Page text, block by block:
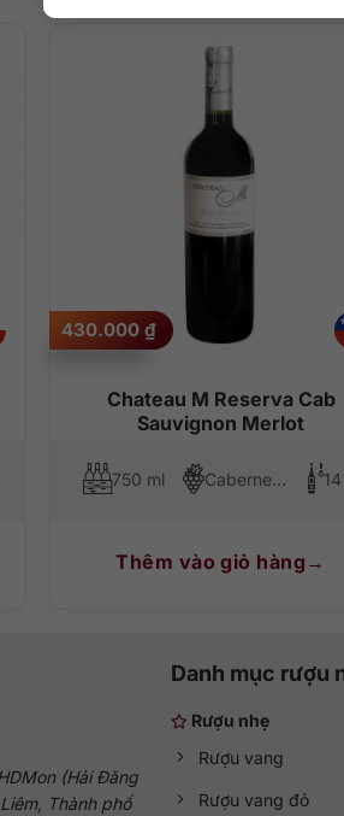
ánh tím sắc xảo trong ly. Trên mũi
bằng, tannin mượt mà, hậu vị êm ái sảng
bò, thịt trâu, thịt nai, thịt dê, thịt vịt nướng,…
Chateau M Reserva Cab
Sauvignon Merlot
430.000 ₫
750 ml Cabernet Sauvignon, Merlot
Thêm vào giỏ hàng
(Hải Đăng
Thành phố
Danh mục rượu
Rượu nhẹ
Rượu vang
Rượu vang đỏ